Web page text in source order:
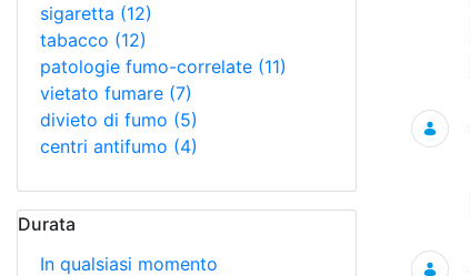
sigaretta (12)
tabacco (12)
patologie fumo-correlate (11)
vietato fumare (7)
divieto di fumo (5)
centri antifumo (4)
Durata
In qualsiasi momento